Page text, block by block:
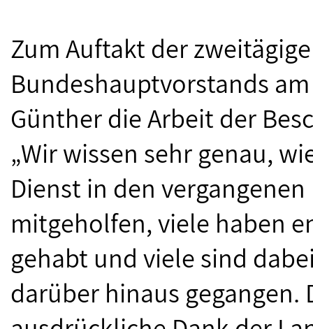
Zum Auftakt der
Bundeshauptvorstands
Günther die Arbeit der
„Wir wissen sehr genau,
Dienst in den
mitgeholfen, viele haben
gehabt und viele sind
darüber hinaus